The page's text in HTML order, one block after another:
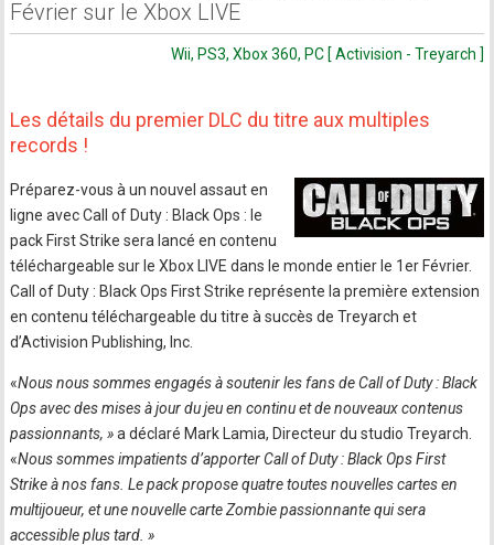
Février sur le Xbox LIVE
Wii, PS3, Xbox 360, PC [ Activision - Treyarch ]
Les détails du premier DLC du titre aux multiples
records !
Préparez-vous à un nouvel assaut en
ligne avec Call of Duty : Black Ops : le
pack First Strike sera lancé en contenu
téléchargeable sur le Xbox LIVE dans le monde entier le 1er Février.
Call of Duty : Black Ops First Strike représente la première extension
en contenu téléchargeable du titre à succès de Treyarch et
d’Activision Publishing, Inc.
«Nous nous sommes engagés à soutenir les fans de Call of Duty : Black
Ops avec des mises à jour du jeu en continu et de nouveaux contenus
passionnants, »a déclaré Mark Lamia, Directeur du studio Treyarch.
«Nous sommes impatients d’apporter Call of Duty : Black Ops First
Strike à nos fans. Le pack propose quatre toutes nouvelles cartes en
multijoueur, et une nouvelle carte Zombie passionnante qui sera
accessible plus tard. »